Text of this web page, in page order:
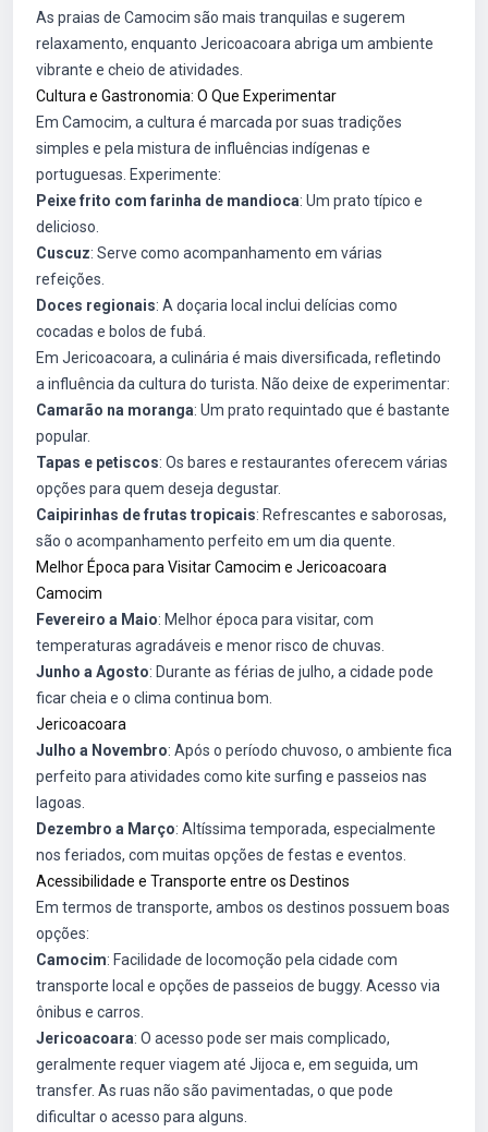
As praias de Camocim são mais tranquilas e sugerem
relaxamento, enquanto Jericoacoara abriga um ambiente
vibrante e cheio de atividades.
Cultura e Gastronomia: O Que Experimentar
Em Camocim, a cultura é marcada por suas tradições
simples e pela mistura de influências indígenas e
portuguesas. Experimente:
Peixe frito com farinha de mandioca: Um prato típico e
delicioso.
Cuscuz: Serve como acompanhamento em várias
refeições.
Doces regionais: A doçaria local inclui delícias como
cocadas e bolos de fubá.
Em Jericoacoara, a culinária é mais diversificada, refletindo
a influência da cultura do turista. Não deixe de experimentar:
Camarão na moranga: Um prato requintado que é bastante
popular.
Tapas e petiscos: Os bares e restaurantes oferecem várias
opções para quem deseja degustar.
Caipirinhas de frutas tropicais: Refrescantes e saborosas,
são o acompanhamento perfeito em um dia quente.
Melhor Época para Visitar Camocim e Jericoacoara
Camocim
Fevereiro a Maio: Melhor época para visitar, com
temperaturas agradáveis e menor risco de chuvas.
Junho a Agosto: Durante as férias de julho, a cidade pode
ficar cheia e o clima continua bom.
Jericoacoara
Julho a Novembro: Após o período chuvoso, o ambiente fica
perfeito para atividades como kite surfing e passeios nas
lagoas.
Dezembro a Março: Altíssima temporada, especialmente
nos feriados, com muitas opções de festas e eventos.
Acessibilidade e Transporte entre os Destinos
Em termos de transporte, ambos os destinos possuem boas
opções:
Camocim: Facilidade de locomoção pela cidade com
transporte local e opções de passeios de buggy. Acesso via
ônibus e carros.
Jericoacoara: O acesso pode ser mais complicado,
geralmente requer viagem até Jijoca e, em seguida, um
transfer. As ruas não são pavimentadas, o que pode
dificultar o acesso para alguns.